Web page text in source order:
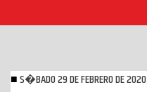
S�BADO 29 DE FEBRERO DE 2020